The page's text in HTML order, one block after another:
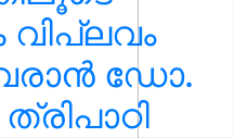
വിപ്ലവം
ഡോ.